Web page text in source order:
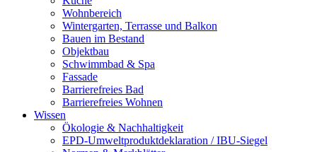
Wohnbereich
Wintergarten, Terrasse und Balkon
Bauen im Bestand
Objektbau
Schwimmbad & Spa
Fassade
Barrierefreies Bad
Barrierefreies Wohnen
Wissen
Ökologie & Nachhaltigkeit
EPD-Umweltproduktdeklaration / IBU-Siegel